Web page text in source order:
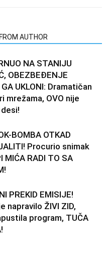
AUTHOR
NA STANIJU
OBEZBEĐENJE
GA UKLONI: Dramatičan
mrežama, OVO nije
BOMBA OTKAD
Procurio snimak
MIĆA RADI TO SA
PREKID EMISIJE!
napravilo ŽIVI ZID,
program, TUČA